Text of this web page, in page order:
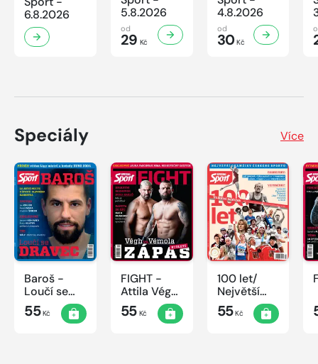
6.8.2026
5.8.2026
od
29 Kč
4.8.2026
od
30Kč
Speciály Více
Baroš -
Loučí se
dravec
55Kč
FIGHT -
Attila Végh
vs. Karlos
Vémola
55Kč
100 let/
Největší
okamžiky
českého
55Kč